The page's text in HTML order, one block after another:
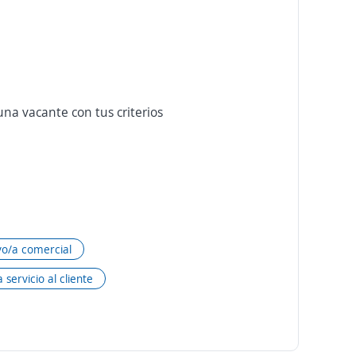
vacante con tus criterios
a comercial
servicio al cliente